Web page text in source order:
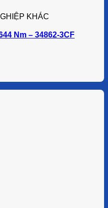
KHÁC
Nm – 34862-3CF